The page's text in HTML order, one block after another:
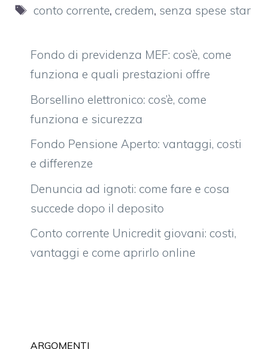
Tag
conto corrente, credem, senza spese star
Fondo di previdenza MEF: cos’è, come
funziona e quali prestazioni offre
Borsellino elettronico: cos’è, come
funziona e sicurezza
Fondo Pensione Aperto: vantaggi, costi
e differenze
Denuncia ad ignoti: come fare e cosa
succede dopo il deposito
Conto corrente Unicredit giovani: costi,
vantaggi e come aprirlo online
ARGOMENTI